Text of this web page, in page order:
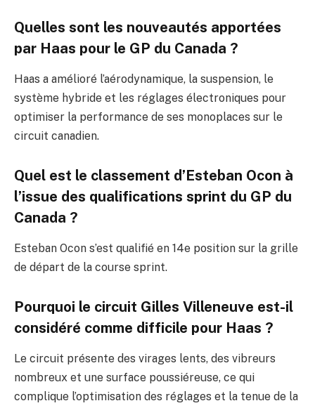
Quelles sont les nouveautés apportées
par Haas pour le GP du Canada ?
Haas a amélioré l’aérodynamique, la suspension, le
système hybride et les réglages électroniques pour
optimiser la performance de ses monoplaces sur le
circuit canadien.
Quel est le classement d’Esteban Ocon à
l’issue des qualifications sprint du GP du
Canada ?
Esteban Ocon s’est qualifié en 14e position sur la grille
de départ de la course sprint.
Pourquoi le circuit Gilles Villeneuve est-il
considéré comme difficile pour Haas ?
Le circuit présente des virages lents, des vibreurs
nombreux et une surface poussiéreuse, ce qui
complique l’optimisation des réglages et la tenue de la